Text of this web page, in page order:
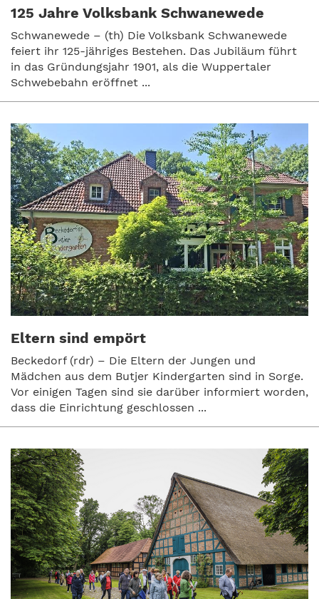
125 Jahre Volksbank Schwanewede
Schwanewede – (th) Die Volksbank Schwanewede
feiert ihr 125-jähriges Bestehen. Das Jubiläum führt
in das Gründungsjahr 1901, als die Wuppertaler
Schwebebahn eröffnet ...
Eltern sind empört
Beckedorf (rdr) – Die Eltern der Jungen und
Mädchen aus dem Butjer Kindergarten sind in Sorge.
Vor einigen Tagen sind sie darüber informiert worden,
dass die Einrichtung geschlossen ...